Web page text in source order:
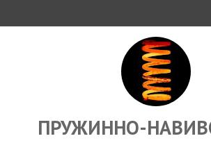
ИНВЕСТОРАМ
ПРОЕКТИРОВАНИЕ
ЭКСПОРТ
ЗАКУПКИ
ПРУЖИННО-